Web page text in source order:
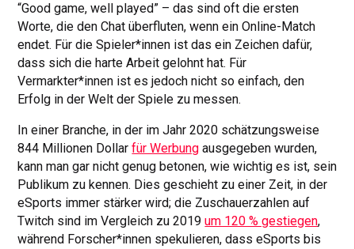
“Good game, well played” – das sind oft die ersten
Worte, die den Chat überfluten, wenn ein Online-Match
endet. Für die Spieler*innen ist das ein Zeichen dafür,
dass sich die harte Arbeit gelohnt hat. Für
Vermarkter*innen ist es jedoch nicht so einfach, den
Erfolg in der Welt der Spiele zu messen.
In einer Branche, in der im Jahr 2020 schätzungsweise
844 Millionen Dollarfür Werbung ausgegeben wurden,
kann man gar nicht genug betonen, wie wichtig es ist, sein
Publikum zu kennen. Dies geschieht zu einer Zeit, in der
eSports immer stärker wird; die Zuschauerzahlen auf
Twitch sind im Vergleich zu 2019um 120 % gestiegen,
während Forscher*innen spekulieren, dass eSports bis